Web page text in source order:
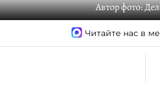
Автор фото:
Читайте нас в